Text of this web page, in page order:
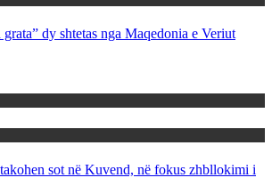
dy shtetas nga Maqedonia e Veriut
sot në Kuvend, në fokus zhbllokimi i